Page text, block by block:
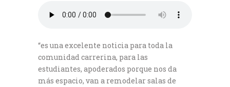
“es una excelente noticia para toda la
comunidad carrerina, para las
estudiantes, apoderados porque nos da
más espacio, van a remodelar salas de